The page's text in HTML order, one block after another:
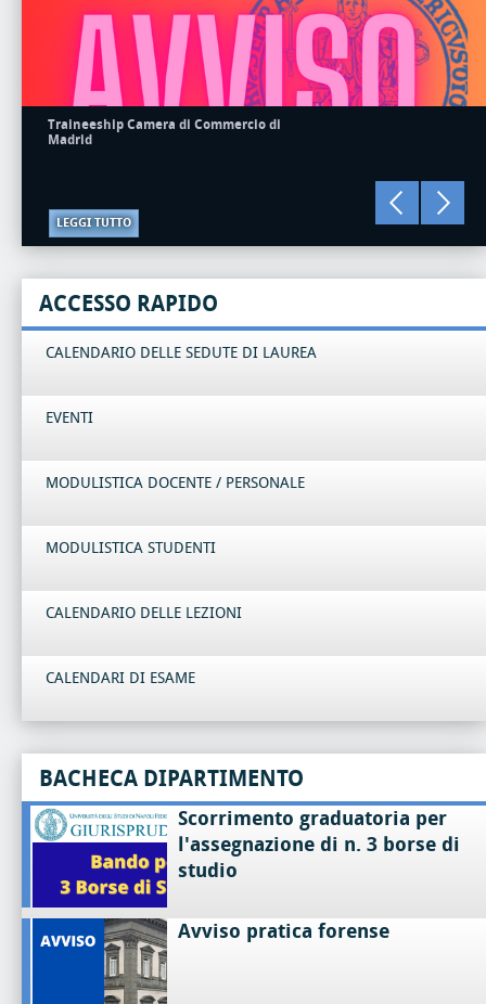
Traineeship Camera di Commercio di
Madrid
LEGGI TUTTO
ACCESSO RAPIDO
CALENDARIO DELLE SEDUTE DI LAUREA
EVENTI
MODULISTICA DOCENTE / PERSONALE
MODULISTICA STUDENTI
CALENDARIO DELLE LEZIONI
CALENDARI DI ESAME
BACHECA DIPARTIMENTO
Scorrimento graduatoria per
l'assegnazione di n. 3 borse di
studio
Avviso pratica forense